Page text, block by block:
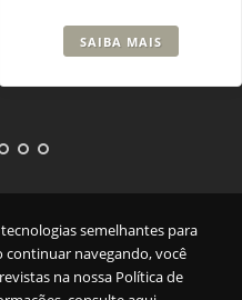
semelhantes para
continuar navegando, você
na nossa Política de
SAIBA MAIS
Pontos|Contato